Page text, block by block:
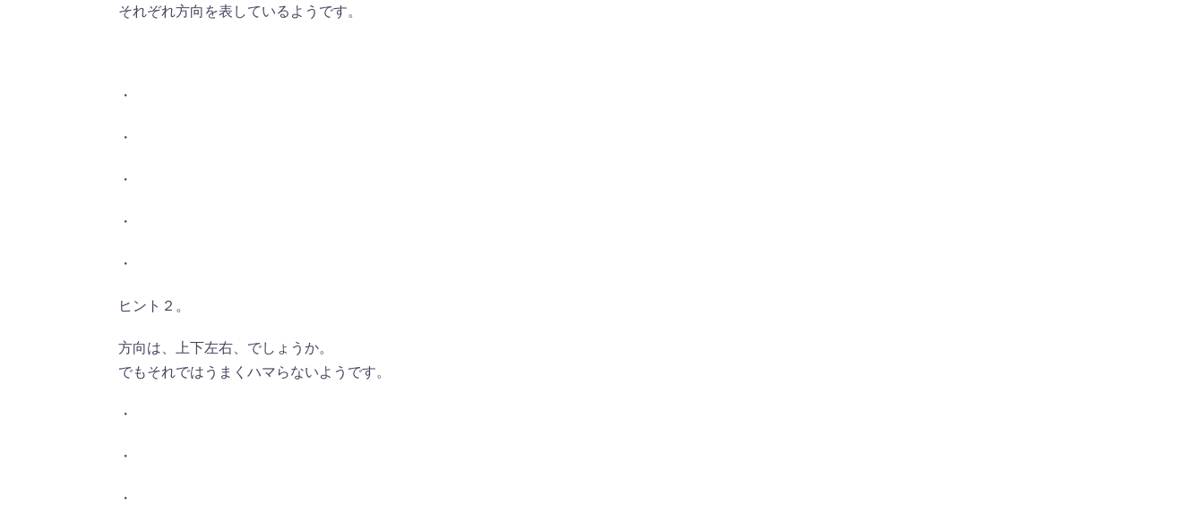
それぞれ方向を表しているようです。
・
・
・
・
・
ヒント２。
方向は、上下左右、でしょうか。
でもそれではうまくハマらないようです。
・
・
・